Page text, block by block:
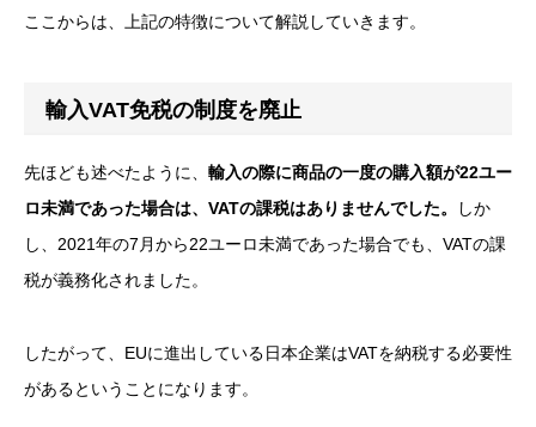
ここからは、上記の特徴について解説していきます。
輸入VAT免税の制度を廃止
先ほども述べたように、 輸入の際に商品の一度の購入額が22ユー
ロ未満であった場合は、VATの課税はありませんでした。
しか
し、2021年の7月から22ユーロ未満であった場合でも、VATの課
税が義務化されました。
したがって、EUに進出している日本企業はVATを納税する必要性
があるということになります。